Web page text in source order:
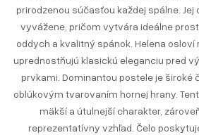
prirodzenou súčasťou každej spálne. Jej
vyvážene, pričom vytvára ideálne
oddych a kvalitný spánok. Helena osloví
uprednostňujú klasickú eleganciu pred
prvkami. Dominantou postele je široké
oblúkovým tvarovaním hornej hrany.
mäkší a útulnejší charakter,
reprezentatívny vzhľad. Čelo